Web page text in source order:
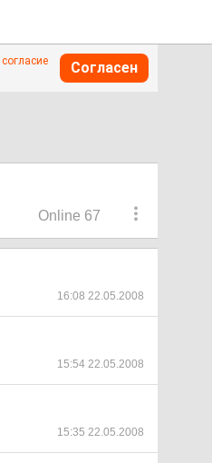
согласие
Согласен
Online 67
16:08 22.05.2008
15:54 22.05.2008
15:35 22.05.2008